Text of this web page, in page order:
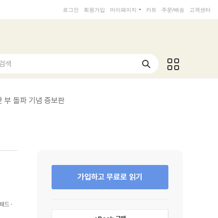
로그인 회원가입 마이페이지 카트 주문/배송 고객센터
색
부 돌파 기념 증보판
드
가입하고 무료로 읽기